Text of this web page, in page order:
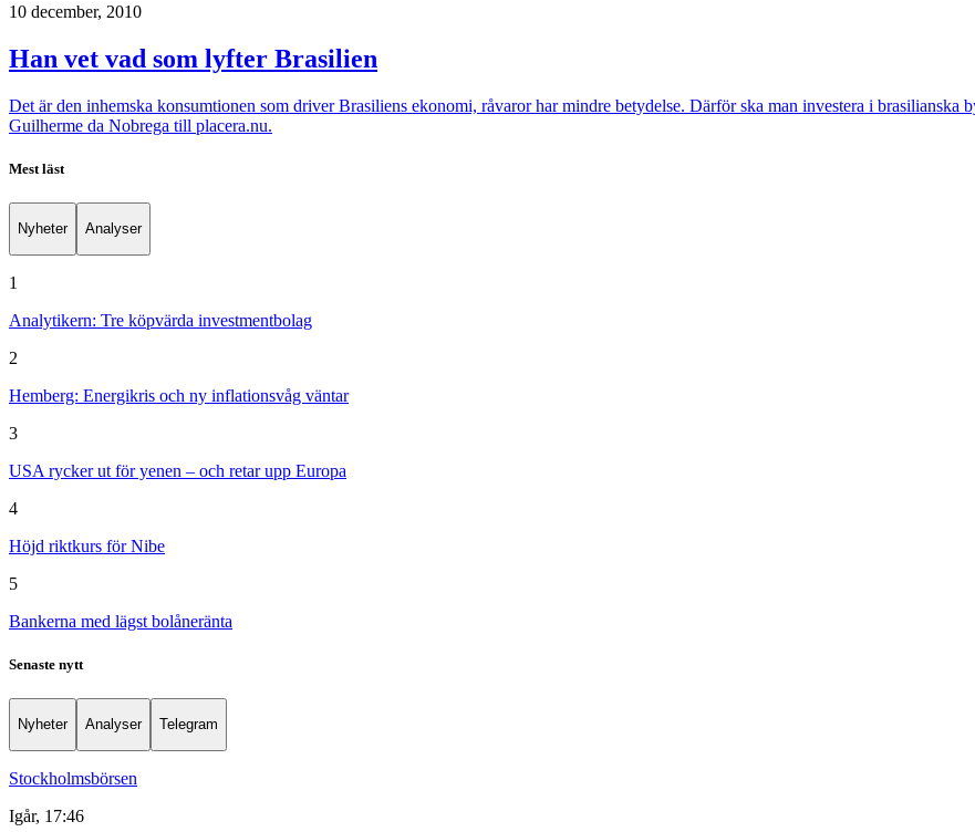
10 december, 2010
Han vet vad som lyfter Brasilien
Det är den inhemska konsumtionen som driver Brasiliens ekonomi, råvaror har mindre betydelse. Därför ska man investera i brasilianska
Guilherme da Nobrega till placera.nu.
Mest läst
Nyheter Analyser
1
Analytikern: Tre köpvärda investmentbolag
2
Hemberg: Energikris och ny inflationsvåg väntar
3
USA rycker ut för yenen – och retar upp Europa
4
Höjd riktkurs för Nibe
5
Bankerna med lägst bolåneränta
Senaste nytt
Nyheter Analyser Telegram
Stockholmsbörsen
Igår, 17:46